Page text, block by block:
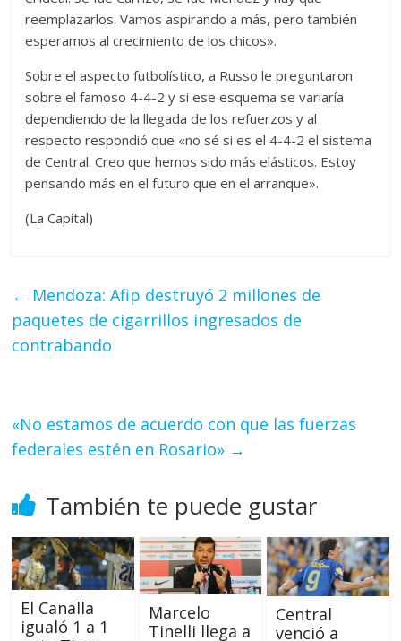
reemplazarlos. Vamos aspirando a más, pero también
esperamos al crecimiento de los chicos».
Sobre el aspecto futbolístico, a Russo le preguntaron
sobre el famoso 4-4-2 y si ese esquema se variaría
dependiendo de la llegada de los refuerzos y al
respecto respondió que «no sé si es el 4-4-2 el sistema
de Central. Creo que hemos sido más elásticos. Estoy
pensando más en el futuro que en el arranque».
(La Capital)
← Mendoza: Afip destruyó 2 millones de
paquetes de cigarrillos ingresados de
contrabando
«No estamos de acuerdo con que las fuerzas
federales estén en Rosario» →
También te puede gustar
El Canalla
igualó 1 a 1
Marcelo
Tinelli llega a
Central
venció a